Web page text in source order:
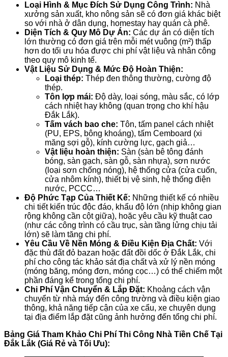
Loại Hình & Mục Đích Sử Dụng Công Trình: Nhà
xưởng sản xuất, kho nông sản sẽ có đơn giá khác biệt
so với nhà ở dân dụng, homestay hay quán cà phê.
Diện Tích & Quy Mô Dự Án: Các dự án có diện tích
lớn thường có đơn giá trên mỗi mét vuông (m²) thấp
hơn do tối ưu hóa được chi phí vật liệu và nhân công
theo quy mô kinh tế.
Vật Liệu Sử Dụng & Mức Độ Hoàn Thiện:
Loại thép: Thép đen thông thường, cường độ
thép.
Tôn lợp mái: Độ dày, loại sóng, màu sắc, có lớp
cách nhiệt hay không (quan trọng cho khí hậu
Đắk Lắk).
Tấm vách bao che: Tôn, tấm panel cách nhiệt
(PU, EPS, bông khoáng), tấm Cemboard (xi
măng sợi gỗ), kính cường lực, gạch giả…
Vật liệu hoàn thiện: Sàn (sàn bê tông đánh
bóng, sàn gạch, sàn gỗ, sàn nhựa), sơn nước
(loại sơn chống nóng), hệ thống cửa (cửa cuốn,
cửa nhôm kính), thiết bị vệ sinh, hệ thống điện
nước, PCCC…
Độ Phức Tạp Của Thiết Kế: Những thiết kế có nhiều
chi tiết kiến trúc độc đáo, khẩu độ lớn (nhịp không gian
rộng không cần cột giữa), hoặc yêu cầu kỹ thuật cao
(như các công trình có cầu trục, sàn tầng lửng chịu tải
lớn) sẽ làm tăng chi phí.
Yêu Cầu Về Nền Móng & Điều Kiện Địa Chất: Với
đặc thù đất đỏ bazan hoặc đất đồi dốc ở Đắk Lắk, chi
phí cho công tác khảo sát địa chất và xử lý nền móng
(móng băng, móng đơn, móng cọc…) có thể chiếm một
phần đáng kể trong tổng chi phí.
Chi Phí Vận Chuyển & Lắp Đặt: Khoảng cách vận
chuyển từ nhà máy đến công trường và điều kiện giao
thông, khả năng tiếp cận của xe cẩu, xe chuyên dụng
tại địa điểm lắp đặt cũng ảnh hưởng đến tổng chi phí.
Bảng Giá Tham Khảo Chi Phí Thi Công Nhà Tiền Chế Tại
Đắk Lắk (Giá Rẻ và Tối Ưu):